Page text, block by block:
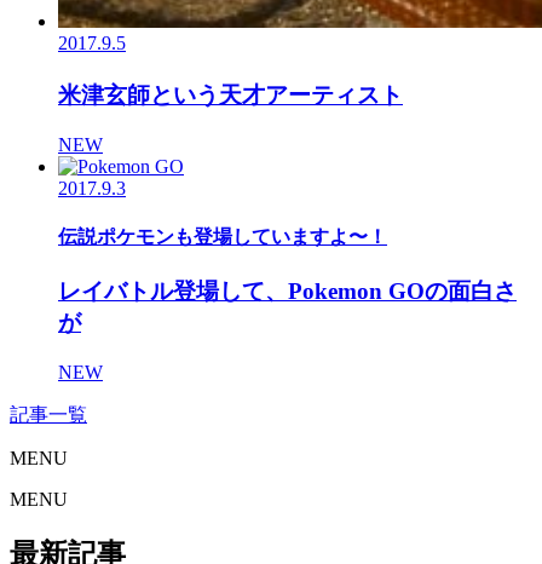
2017.9.5
米津玄師という天才アーティスト
NEW
2017.9.3
伝説ポケモンも登場していますよ〜！
レイバトル登場して、Pokemon GOの面白さ
が
NEW
記事一覧
MENU
MENU
最新記事